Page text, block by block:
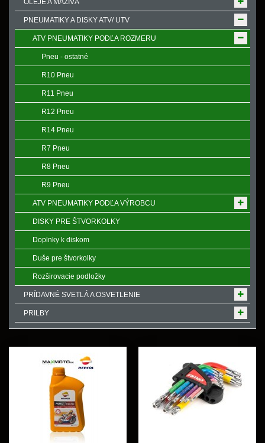
OLEJE A MAZIVÁ
PNEUMATIKY A DISKY ATV/ UTV
ATV PNEUMATIKY PODĽA ROZMERU
Pneu - ostatné
R10 Pneu
R11 Pneu
R12 Pneu
R14 Pneu
R7 Pneu
R8 Pneu
R9 Pneu
ATV PNEUMATIKY PODĽA VÝROBCU
DISKY PRE ŠTVORKOLKY
Doplnky k diskom
Duše pre štvorkolky
Rozširovacie podložky
PRÍDAVNÉ SVETLÁ A OSVETLENIE
PRILBY